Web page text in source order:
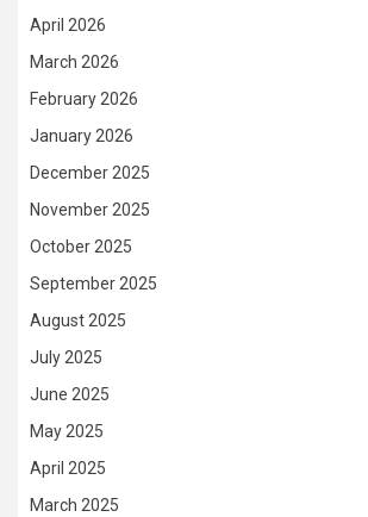
April 2026
March 2026
February 2026
January 2026
December 2025
November 2025
October 2025
September 2025
August 2025
July 2025
June 2025
May 2025
April 2025
March 2025